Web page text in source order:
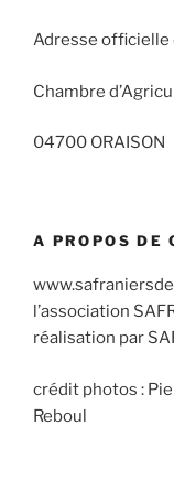
Adresse officielle
Chambre
04700 ORAISON
A PROPOS DE
l’association
réalisation par
crédit photos :
Reboul